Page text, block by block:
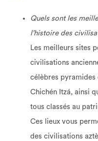
Quels sont les
l’histoire des
Les meilleurs sites
civilisations
célèbres pyramides
Chichén Itzá, ainsi
tous classés au
Ces lieux vous
des civilisations